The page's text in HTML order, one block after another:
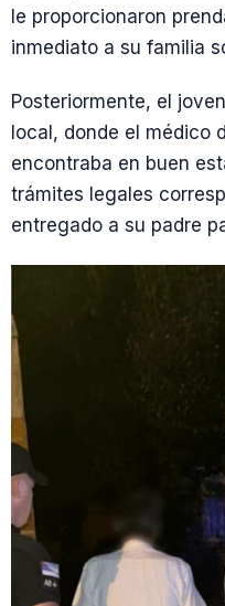
le proporcionaron
inmediato a su familia
Posteriormente, el
local, donde el médico
encontraba en buen
trámites legales
entregado a su padre